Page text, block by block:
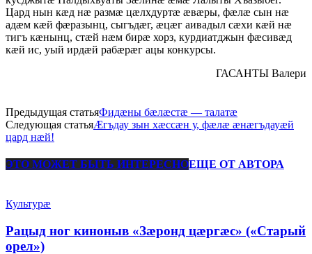
Цард нын кæд нæ размæ цæлхдуртæ æвæры, фæлæ сын нæ
адæм кæй фæразынц, сыгъдæг, æцæг аивадыл сæхи кæй нæ
тигъ кæнынц, стæй нæм бирæ хорз, курдиатджын фæсивæд
кæй ис, уый ирдæй рабæрæг ацы конкурсы.
ГАСАНТЫ Валери
Предыдущая статьяФидæны бæлæстæ — талатæ
Следующая статьяÆгъдау зын хæссæн у, фæлæ æнæгъдауæй
цард нæй!
ЭТО МОЖЕТ БЫТЬ ИНТЕРЕСНОЕЩЕ ОТ АВТОРА
Культурæ
Рацыд ног киноныв «Зæронд цæргæс» («Старый
орел»)